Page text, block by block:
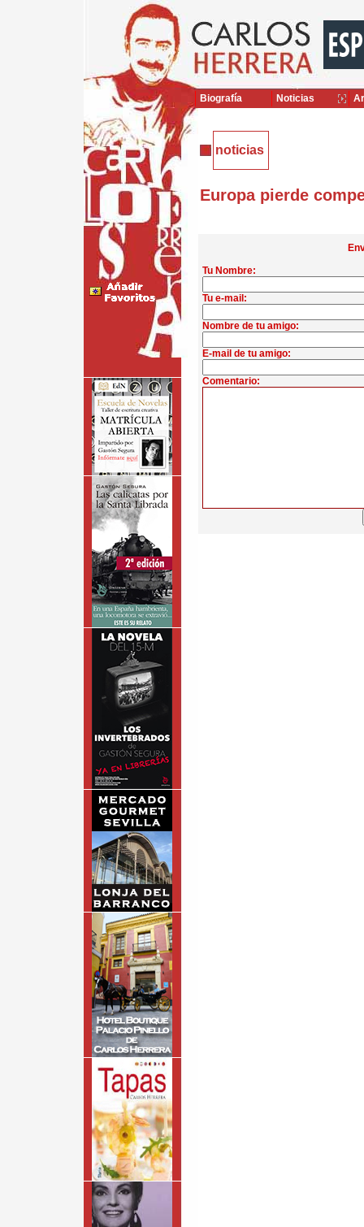
noticias
Europa pierde
Tu Nombre:
Tu e-mail:
Nombre de tu amigo:
E-mail de tu amigo:
Comentario:
Biografía Noticias